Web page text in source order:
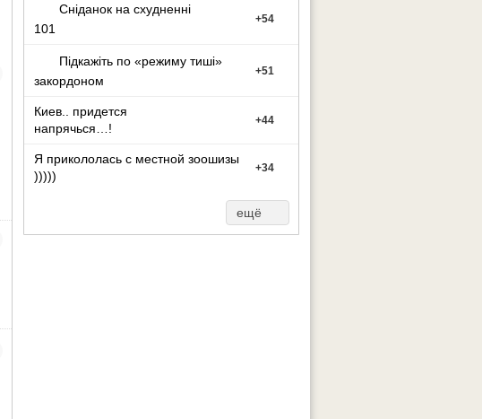
Сніданок на схудненні
101
+54
Підкажіть по «режиму тиші»
закордоном
+51
Киев.. придется
напрячься…!
+44
Я прикололась с местной зоошизы
)))))
+34
ещё